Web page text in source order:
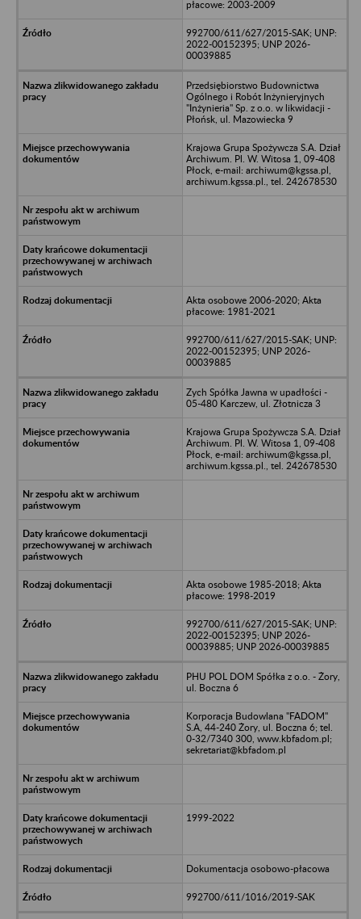
płacowe: 2003-2009
992700/611/627/2015-SAK; UNP:
2022-00152395; UNP 2026-
00039885
Przedsiębiorstwo Budownictwa
Ogólnego i Robót Inżynieryjnych
"Inżynieria" Sp. z o.o. w likwidacji -
Płońsk, ul. Mazowiecka 9
Krajowa Grupa Spożywcza S.A. Dział
Archiwum. Pl. W. Witosa 1, 09-408
Płock, e-mail: archiwum@kgssa.pl,
archiwum.kgssa.pl., tel. 242678530
Akta osobowe 2006-2020; Akta
płacowe: 1981-2021
992700/611/627/2015-SAK; UNP:
2022-00152395; UNP 2026-
00039885
Zych Spółka Jawna w upadłości -
05-480 Karczew, ul. Złotnicza 3
Krajowa Grupa Spożywcza S.A. Dział
Archiwum. Pl. W. Witosa 1, 09-408
Płock, e-mail: archiwum@kgssa.pl,
archiwum.kgssa.pl., tel. 242678530
Akta osobowe 1985-2018; Akta
płacowe: 1998-2019
992700/611/627/2015-SAK; UNP:
2022-00152395; UNP 2026-
00039885; UNP 2026-00039885
PHU POL DOM Spółka z o.o. - Żory,
ul. Boczna 6
Korporacja Budowlana "FADOM"
S.A, 44-240 Żory, ul. Boczna 6; tel.
0-32/7340 300, www.kbfadom.pl;
sekretariat@kbfadom.pl
1999-2022
Dokumentacja osobowo-płacowa
992700/611/1016/2019-SAK